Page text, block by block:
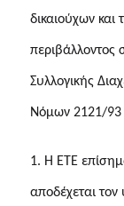
δικαιούχων και
περιβάλλοντος
Συλλογικής
Νόμων 2121/93
1. Η ΕΤΕ
αποδέχεται